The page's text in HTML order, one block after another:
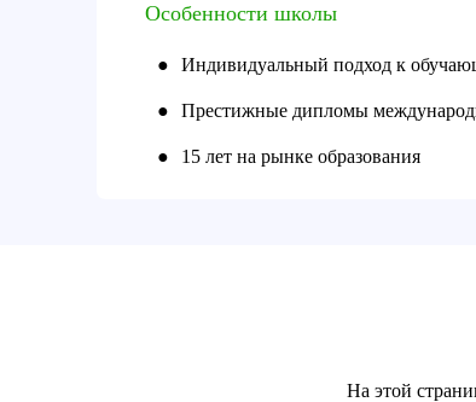
Особенности школы
● Индивидуальный подход к
● Престижные дипломы
● 15 лет на рынке образования
На этой